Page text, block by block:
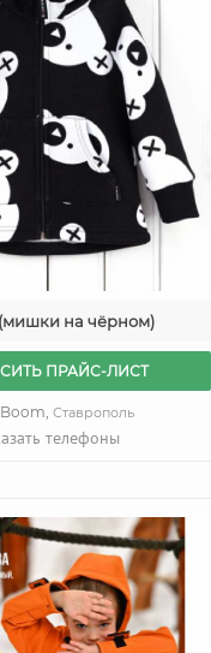
на чёрном)
ПРАЙС-ЛИСТ
Ставрополь
телефоны